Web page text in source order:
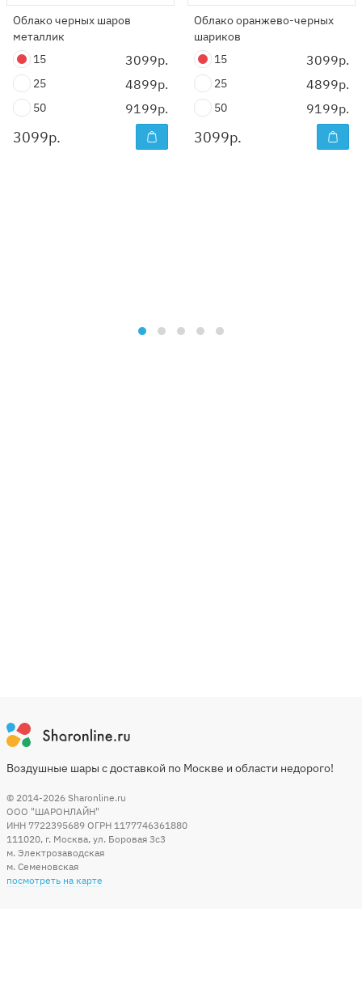
Облако черных шаров
металлик
15
3099р.
25 4899р.
50 9199р.
3099р.
Облако оранжево-черных
шариков
15
3099р.
25 4899р.
50 9199р.
3099р.
Воздушные шары с доставкой по Москве и области недорого!
© 2014-2026 Sharonline.ru
ООО "ШАРОНЛАЙН"
ИНН 7722395689 ОГРН 1177746361880
111020, г. Москва, ул. Боровая 3c3
м. Электрозаводская
м. Семеновская
посмотреть на карте